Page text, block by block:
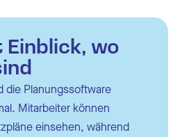
wo
die Planungssoftware
Mitarbeiter können
einsehen, während